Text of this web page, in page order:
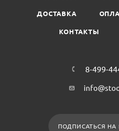
ДОСТАВКА
КОНТАКТЫ
8-499-
ПОДПИСАТЬСЯ НА